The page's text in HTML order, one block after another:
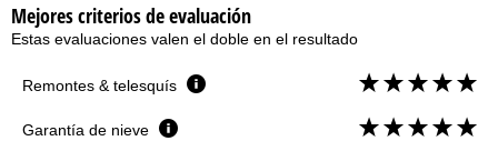
Mejores criterios de evaluación
Estas evaluaciones valen el doble en el resultado
Remontes & telesquís
Garantía de nieve